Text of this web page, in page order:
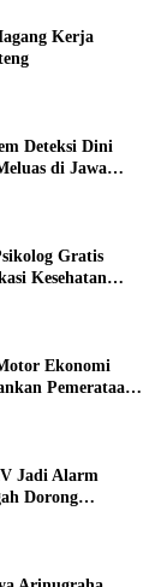
Kerja
Deteksi Dini
di Jawa
Gratis
Kesehatan
Ekonomi
Pemerataan
Jadi Alarm
Dorong